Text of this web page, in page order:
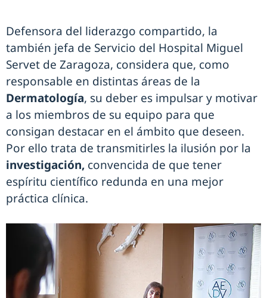
Defensora del liderazgo compartido, la
también jefa de Servicio del Hospital Miguel
Servet de Zaragoza, considera que, como
responsable en distintas áreas de la
Dermatología, su deber es impulsar y motivar
a los miembros de su equipo para que
consigan destacar en el ámbito que deseen.
Por ello trata de transmitirles la ilusión por la
investigación, convencida de que tener
espíritu científico redunda en una mejor
práctica clínica.